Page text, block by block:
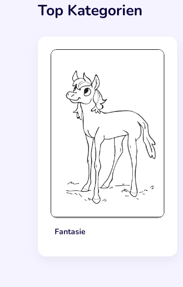
Top Kategorien
Fantasie